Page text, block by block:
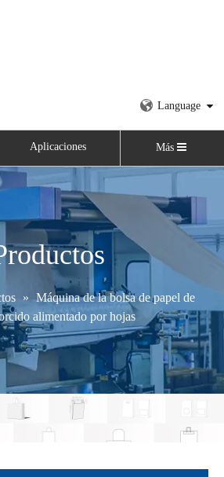
Language
Aplicaciones Más
» Máquina de la bolsa de papel de
alimentado por hojas